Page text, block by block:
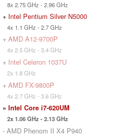
8x 2.75 GHz - 2.96 GHz
+ Intel Pentium Silver N5000
4x 1.1 GHz - 2.7 GHz
+ AMD A12-9700P
4x 2.5 GHz - 3.4 GHz
+ Intel Celeron 1037U
2x 1.8 GHz
+ AMD FX-9800P
4x 2.7 GHz - 3.6 GHz
» Intel Core i7-620UM
2x 1.06 GHz - 2.13 GHz
- AMD Phenom II X4 P940